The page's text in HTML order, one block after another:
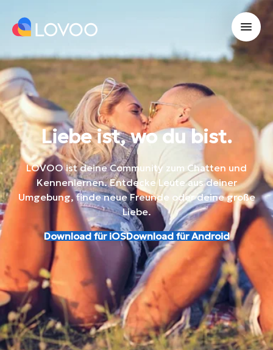
Liebe ist, wo du bist.
LOVOO ist deine Community zum Chatten und
Kennenlernen. Entdecke Leute aus deiner
Umgebung, finde neue Freunde oder deine große
Liebe.
Download für iOSDownload für Android